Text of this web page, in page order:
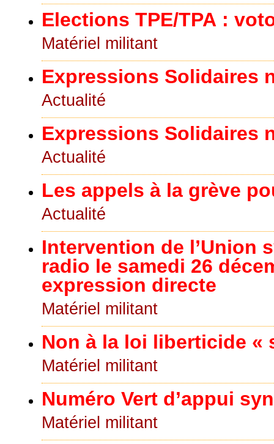
Elections TPE/TPA :
Matériel militant
Expressions Solidaires
Actualité
Expressions Solidaires
Actualité
Les appels à la grève
Actualité
Intervention de l’Union
radio le samedi 26
expression directe
Matériel militant
Non à la loi liberticide «
Matériel militant
Numéro Vert d’appui
Matériel militant